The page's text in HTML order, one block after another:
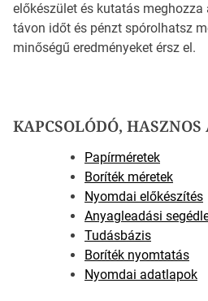
előkészület és kutatás
távon időt és pénzt spórolhatsz
minőségű eredményeket érsz el.
KAPCSOLÓDÓ,
Papírméretek
Boríték méretek
Nyomdai előkészítés
Anyagleadási
Tudásbázis
Boríték nyomtatás
Nyomdai adatlapok